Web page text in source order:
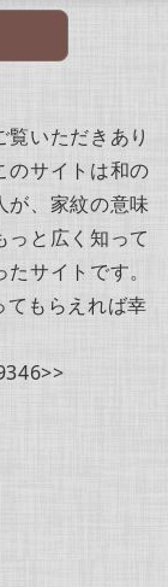
覧いただきあり
のサイトは和の
が、家紋の意味
っと広く知って
サイトです。
もらえれば幸